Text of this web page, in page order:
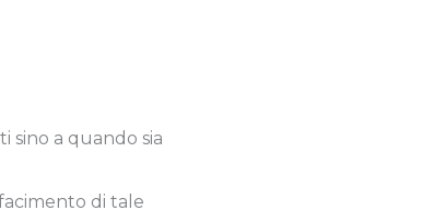
sino a quando sia
di tale